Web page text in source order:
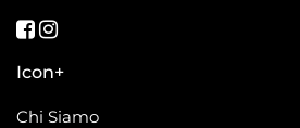
Seguici su Facebook
Seguici su Instagram
Icon+
Chi Siamo